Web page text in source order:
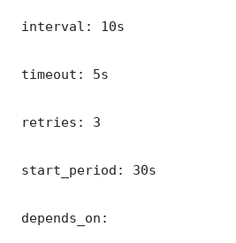
interval: 10s
timeout: 5s
retries: 3
start_period: 30s
depends_on: